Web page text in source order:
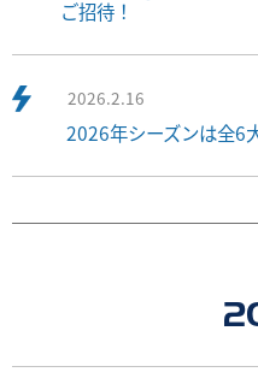
ご招待！
2026.2.16
2026年シーズンは全6